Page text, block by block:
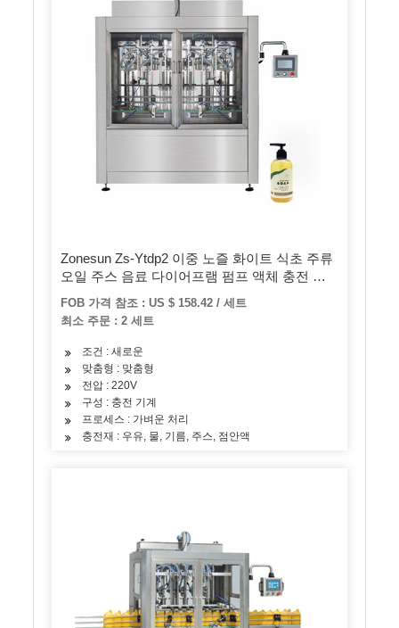
Zonesun Zs-Ytdp2 이중 노즐 화이트 식초 주류
오일 주스 음료 다이어프램 펌프 액체 충전 기
FOB 가격 참조 : US $ 158.42 / 세트
최소 주문 : 2 세트
조건 : 새로운
맞춤형 : 맞춤형
전압 : 220V
구성 : 충전 기계
프로세스 : 가벼운 처리
충전재 : 우유, 물, 기름, 주스, 점안액